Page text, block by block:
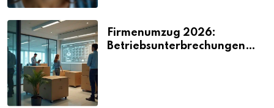
Firmenumzug 2026:
Betriebsunterbrechungen